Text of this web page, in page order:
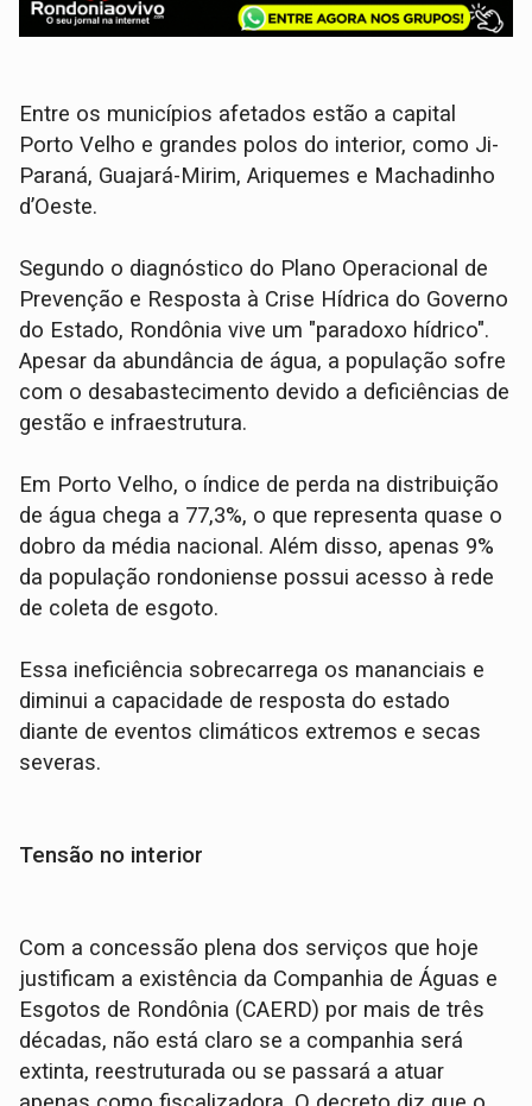
Entre os municípios afetados estão a capital
Porto Velho e grandes polos do interior, como Ji-
Paraná, Guajará-Mirim, Ariquemes e Machadinho
d’Oeste.
Segundo o diagnóstico do Plano Operacional de
Prevenção e Resposta à Crise Hídrica do Governo
do Estado, Rondônia vive um "paradoxo hídrico".
Apesar da abundância de água, a população sofre
com o desabastecimento devido a deficiências de
gestão e infraestrutura.
Em Porto Velho, o índice de perda na distribuição
de água chega a 77,3%, o que representa quase o
dobro da média nacional. Além disso, apenas 9%
da população rondoniense possui acesso à rede
de coleta de esgoto.
Essa ineficiência sobrecarrega os mananciais e
diminui a capacidade de resposta do estado
diante de eventos climáticos extremos e secas
severas.
Tensão no interior
Com a concessão plena dos serviços que hoje
justificam a existência da Companhia de Águas e
Esgotos de Rondônia (CAERD) por mais de três
décadas, não está claro se a companhia será
extinta, reestruturada ou se passará a atuar